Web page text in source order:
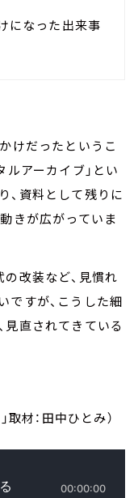
になった出来事
けだったというこ
ルアーカイブ」とい
、資料として残りに
きが広がっていま
改装など、見慣れ
ですが、こうした細
見直されてきている
取材：田中ひとみ）